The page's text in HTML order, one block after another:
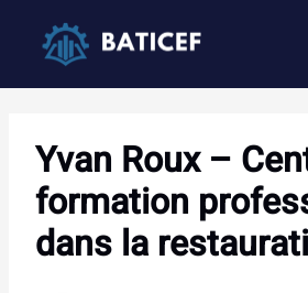
contenu
Yvan Roux –
formation
dans la